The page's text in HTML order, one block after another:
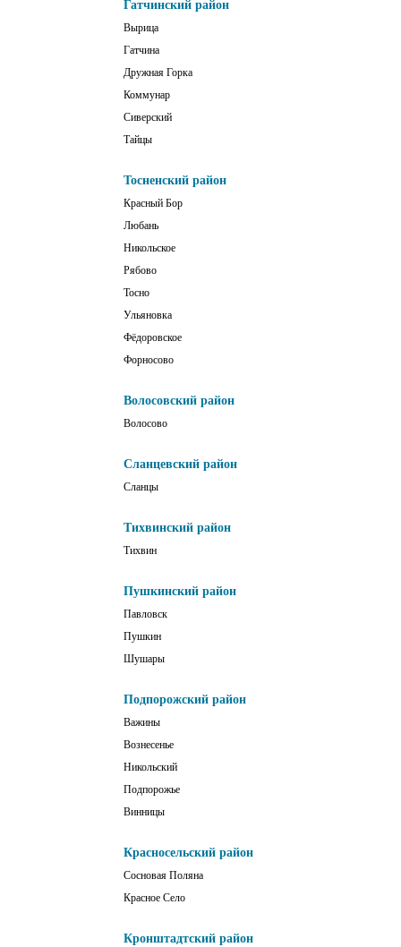
Гатчинский район
Вырица
Гатчина
Дружная Горка
Коммунар
Сиверский
Тайцы
Тосненский район
Красный Бор
Любань
Никольское
Рябово
Тосно
Ульяновка
Фёдоровское
Форносово
Волосовский район
Волосово
Сланцевский район
Сланцы
Тихвинский район
Тихвин
Пушкинский район
Павловск
Пушкин
Шушары
Подпорожский район
Важины
Вознесенье
Никольский
Подпорожье
Винницы
Красносельский район
Сосновая Поляна
Красное Село
Кронштадтский район